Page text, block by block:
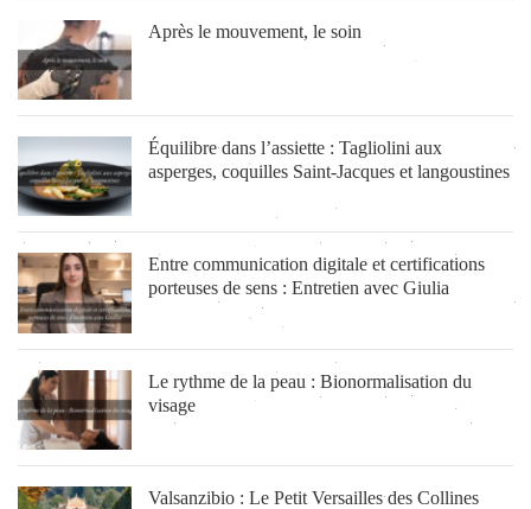
Après le mouvement, le soin
Équilibre dans l’assiette : Tagliolini aux
asperges, coquilles Saint-Jacques et langoustines
Entre communication digitale et certifications
porteuses de sens : Entretien avec Giulia
Le rythme de la peau : Bionormalisation du
visage
Valsanzibio : Le Petit Versailles des Collines